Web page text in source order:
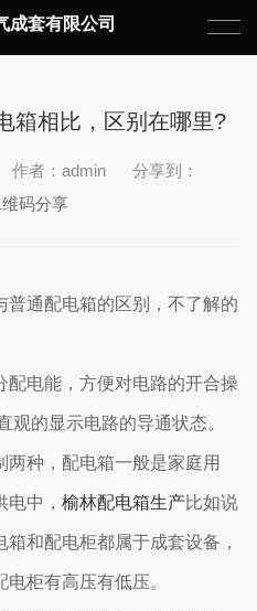
成套有限公司
箱相比，区别在哪里?
作者：admin
分享到：
维码分享
普通配电箱的区别，不了解的
配电能，方便对电路的开合操
观的显示电路的导通状态。
种，配电箱一般是家庭用
中， 榆林配电箱生产比如说
和配电柜都属于成套设备，
柜有高压有低压。